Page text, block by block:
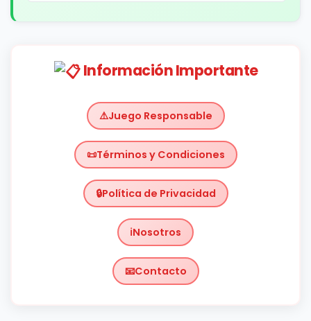
Información Importante
Juego Responsable
Términos y Condiciones
Política de Privacidad
Nosotros
Contacto